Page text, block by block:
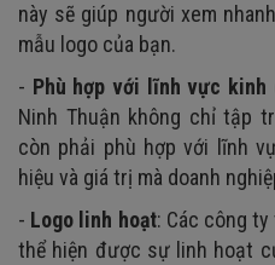
này sẽ giúp người xem
mẫu logo của bạn.
- Phù hợp với lĩnh vực kinh
Ninh Thuận không chỉ tập
còn phải phù hợp với lĩnh
hiệu và giá trị mà doanh
- Logo linh hoạt: Các công
thể hiện được sự linh hoạt